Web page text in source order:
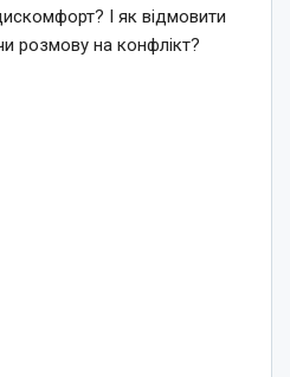
І як відмовити
розмову на конфлікт?